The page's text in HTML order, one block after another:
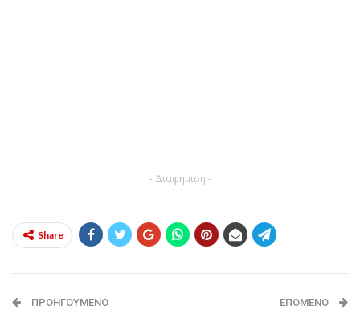
- Διαφήμιση -
Share
ΠΡΟΗΓΟΎΜΕΝΟ ΕΠΌΜΕΝΟ